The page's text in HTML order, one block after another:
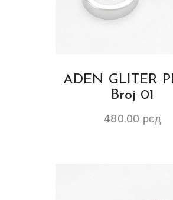
ADEN GLITER
Broj 01
480.00 рсд